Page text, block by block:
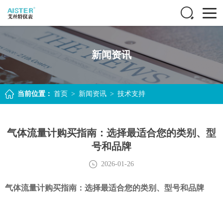
新闻资讯
当前位置： 首页 > 新闻资讯 > 技术支持
气体流量计购买指南：选择最适合您的类别、型
号和品牌
2026-01-26
气体流量计购买指南：选择最适合您的类别、型号和品牌